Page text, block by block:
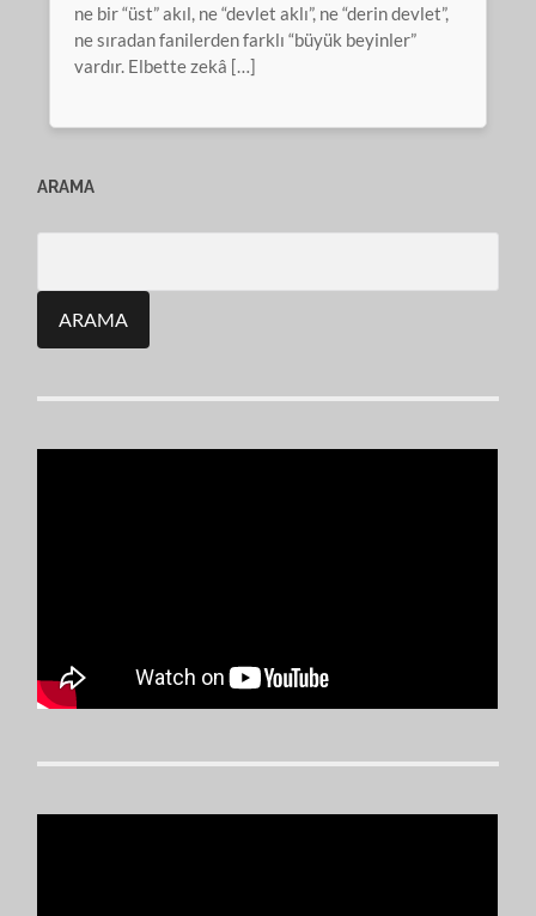
ne bir “üst” akıl, ne “devlet aklı”, ne “derin devlet”,
ne sıradan fanilerden farklı “büyük beyinler”
vardır. Elbette zekâ […]
ARAMA